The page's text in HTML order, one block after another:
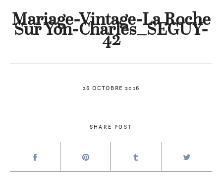
26 OCTOBRE 2016
Mariage-Vintage-La Roche
Sur Yon-Charles_SEGUY-
42
SHARE POST